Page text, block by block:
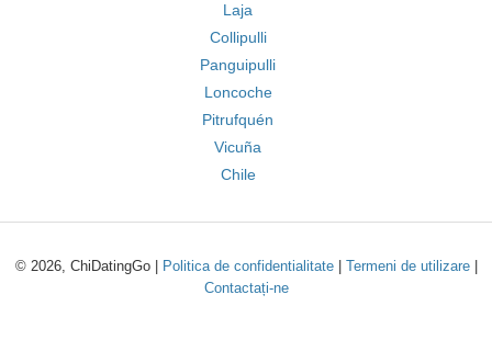
Laja
Collipulli
Panguipulli
Loncoche
Pitrufquén
Vicuña
Chile
© 2026, ChiDatingGo | Politica de confidentialitate| Termeni de utilizare|
Contactați-ne